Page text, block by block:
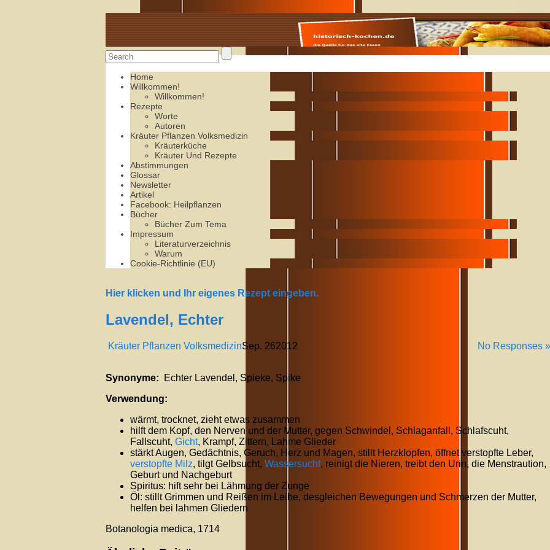
Alte Rezepte online
Home
Willkommen!
Willkommen!
Rezepte
Worte
Autoren
Kräuter Pflanzen Volksmedizin
Kräuterküche
Kräuter Und Rezepte
Abstimmungen
Glossar
Newsletter
Artikel
Facebook: Heilpflanzen
Bücher
Bücher Zum Tema
Impressum
Literaturverzeichnis
Warum
Cookie-Richtlinie (EU)
Hier klicken und Ihr eigenes Rezept eingeben.
Lavendel, Echter
Kräuter Pflanzen Volksmedizin No Responses »
Sep. 262012
Synonyme:
Echter Lavendel, Spieke, Spike
Verwendung:
wärmt, trocknet, zieht etwas zusammen
hilft dem Kopf, den Nerven und der Mutter, gegen Schwindel, Schlaganfall, Schlafscuht,
Fallscuht, Gicht, Krampf, Zittern, Lahme Glieder
stärkt Augen, Gedächtnis, Geruch, Herz und Magen, stillt Herzklopfen, öffnet verstopfte Leber,
verstopfte Milz, tilgt Gelbsucht, Wassersucht, reinigt die Nieren, treibt den Urin, die Menstraution,
Geburt und Nachgeburt
Spiritus: hift sehr bei Lähmung der Zunge
Öl: stillt Grimmen und Reißen im Leibe, desgleichen Bewegungen und Schmerzen der Mutter,
helfen bei lahmen Gliedern
Botanologia medica, 1714